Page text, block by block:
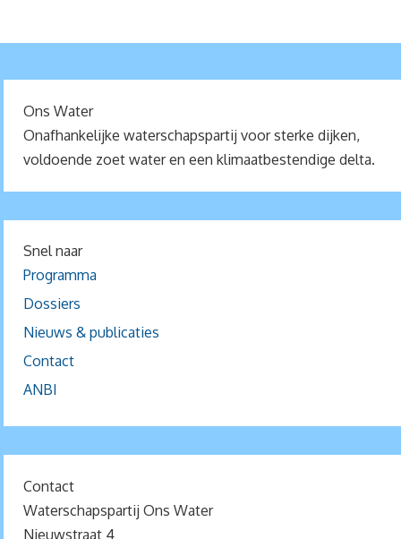
Ons Water
Onafhankelijke waterschapspartij voor sterke dijken,
voldoende zoet water en een klimaatbestendige delta.
Snel naar
Programma
Dossiers
Nieuws & publicaties
Contact
ANBI
Contact
Waterschapspartij Ons Water
Nieuwstraat 4